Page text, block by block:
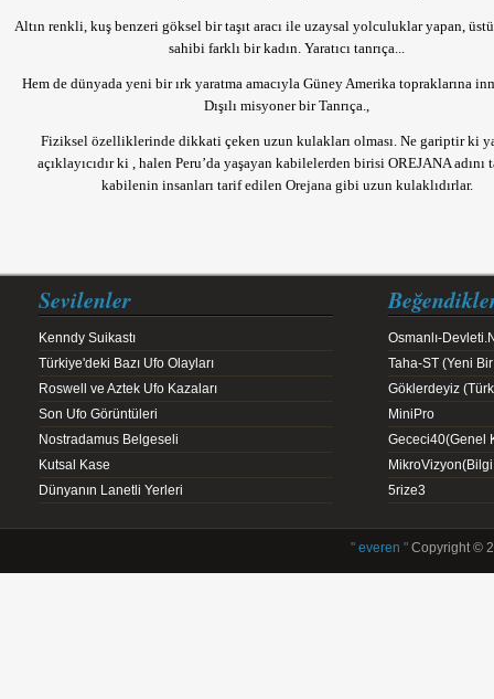
Altın renkli, kuş benzeri göksel bir taşıt aracı ile uzaysal yolculuklar yapan,
sahibi farklı bir kadın. Yaratıcı tanrıça...
Hem de dünyada yeni bir ırk yaratma amacıyla Güney Amerika topraklarına
Dışılı misyoner bir Tanrıça.,
Fiziksel özelliklerinde dikkati çeken uzun kulakları olması. Ne gariptir ki
açıklayıcıdır ki , halen Peru’da yaşayan kabilelerden birisi OREJANAadını
kabilenin insanları tarif edilen Orejana gibi uzun kulaklıdırlar.
Sevilenler
Kenndy Suikastı
Türkiye'deki Bazı Ufo Olayları
Roswell ve Aztek Ufo Kazaları
Son Ufo Görüntüleri
Nostradamus Belgeseli
Kutsal Kase
Dünyanın Lanetli Yerleri
Osmanlı-
Taha-ST (Yeni
Göklerdeyiz
MiniPro
Gececi40(Genel
5rize3
" everen "Copyright ©